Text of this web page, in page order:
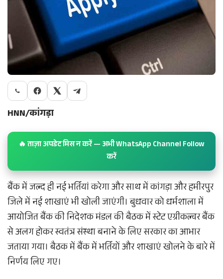
HNN/कांगड़ा
🔥 ताज़ा अपडेट मिस न करें — अभी WhatsApp Channel Follow
करें
बैंक में जल्द ही नई भर्तियां करेगा और साथ में कांगड़ा और हमीरपुर
जिले में नई शाखाएं भी खोली जाएंगी। बुधवार को धर्मशाला में
आयोजित बैंक की निदेशक मंडल की बैठक में स्टेट एग्रीकल्चर बैंक
से अलग होकर स्वतंत्र संस्था बनाने के लिए सरकार का आभार
जताया गया। बैठक में बैंक में भर्तियों और शाखाएं खोलने के बारे में
निर्णय लिए गए।